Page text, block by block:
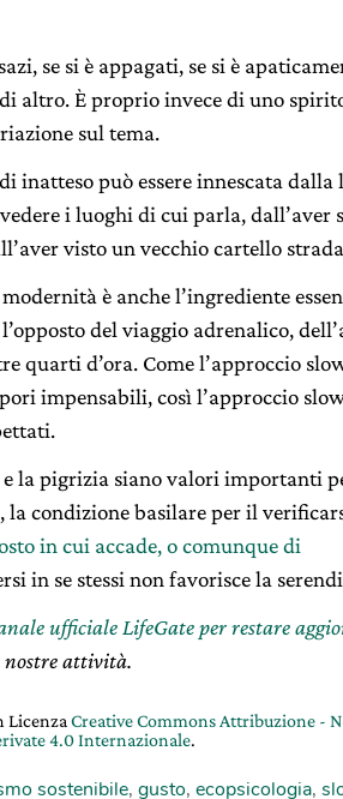
se si è appagati, se si è
altro. È proprio invece di uno
sul tema.
inatteso può essere innescata
i luoghi di cui parla, dall’aver
visto un vecchio cartello
è anche l’ingrediente
del viaggio adrenalico,
quarti d’ora. Come l’approccio
impensabili, così l’approccio
e la pigrizia siano valori importanti
la condizione basilare per il
in cui accade, o comunque di
in se stessi non favorisce la
ufficiale LifeGate per restare
attività.
Licenza Creative Commons Attribuzione -
4.0 Internazionale.
sostenibile, gusto, ecopsicologia,